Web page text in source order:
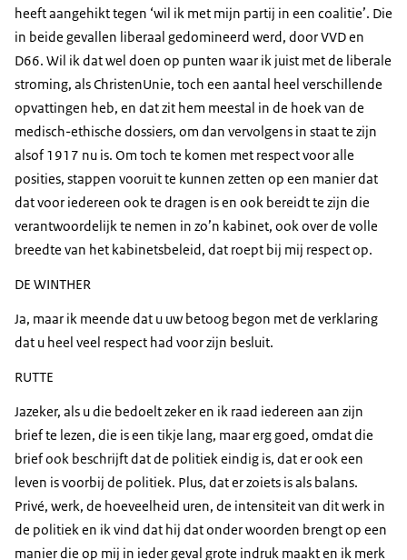
heeft aangehikt tegen ‘wil ik met mijn partij in een coalitie’. Die
in beide gevallen liberaal gedomineerd werd, door VVD en
D66. Wil ik dat wel doen op punten waar ik juist met de liberale
stroming, als ChristenUnie, toch een aantal heel verschillende
opvattingen heb, en dat zit hem meestal in de hoek van de
medisch-ethische dossiers, om dan vervolgens in staat te zijn
alsof 1917 nu is. Om toch te komen met respect voor alle
posities, stappen vooruit te kunnen zetten op een manier dat
dat voor iedereen ook te dragen is en ook bereidt te zijn die
verantwoordelijk te nemen in zo’n kabinet, ook over de volle
breedte van het kabinetsbeleid, dat roept bij mij respect op.
DE WINTHER
Ja, maar ik meende dat u uw betoog begon met de verklaring
dat u heel veel respect had voor zijn besluit.
RUTTE
Jazeker, als u die bedoelt zeker en ik raad iedereen aan zijn
brief te lezen, die is een tikje lang, maar erg goed, omdat die
brief ook beschrijft dat de politiek eindig is, dat er ook een
leven is voorbij de politiek. Plus, dat er zoiets is als balans.
Privé, werk, de hoeveelheid uren, de intensiteit van dit werk in
de politiek en ik vind dat hij dat onder woorden brengt op een
manier die op mij in ieder geval grote indruk maakt en ik merk